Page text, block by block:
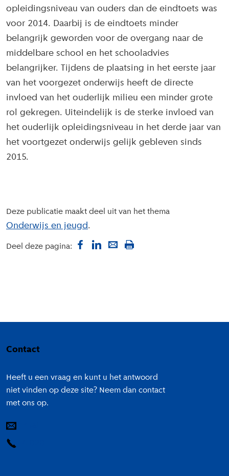
opleidingsniveau van ouders dan de eindtoets was
voor 2014. Daarbij is de eindtoets minder
belangrijk geworden voor de overgang naar de
middelbare school en het schooladvies
belangrijker. Tijdens de plaatsing in het eerste jaar
van het voorgezet onderwijs heeft de directe
invloed van het ouderlijk milieu een minder grote
rol gekregen. Uiteindelijk is de sterke invloed van
het ouderlijk opleidingsniveau in het derde jaar van
het voortgezet onderwijs gelijk gebleven sinds
2015.
Deze publicatie maakt deel uit van het thema
Onderwijs en jeugd
Deel deze pagina:
Contact
Heeft u een vraag en kunt u het antwoord
niet vinden op deze site? Neem dan contact
met ons op.